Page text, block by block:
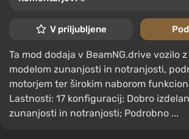
V priljubljene
Ta mod dodaja v BeamNG.drive vozilo
modelom zunanjosti in notranjosti,
motorjem ter širokim naborom
Lastnosti: 17 konfiguracij; Dobro
zunanjosti in notranjosti; Podrobno ...